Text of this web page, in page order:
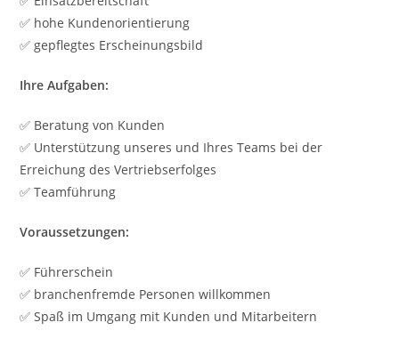
✅ hohe Kundenorientierung
✅ gepflegtes Erscheinungsbild
Ihre Aufgaben:
✅ Beratung von Kunden
✅ Unterstützung unseres und Ihres Teams bei der
Erreichung des Vertriebserfolges
✅ Teamführung
Voraussetzungen:
✅ Führerschein
✅ branchenfremde Personen willkommen
✅ Spaß im Umgang mit Kunden und Mitarbeitern